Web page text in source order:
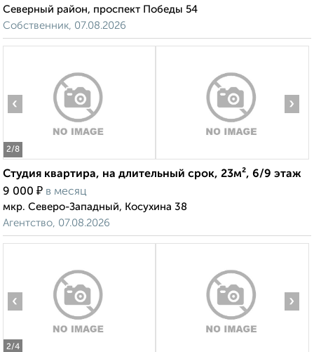
Северный район, проспект Победы 54
Собственник, 07.08.2026
2/8
‹ ›
Студия квартира, на длительный срок, 23м², 6/9 этаж
9 000 ₽ в месяц
мкр. Северо-Западный, Косухина 38
Агентство, 07.08.2026
2/4
‹ ›